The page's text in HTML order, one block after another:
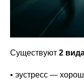
Существуют 2
• эустресс —